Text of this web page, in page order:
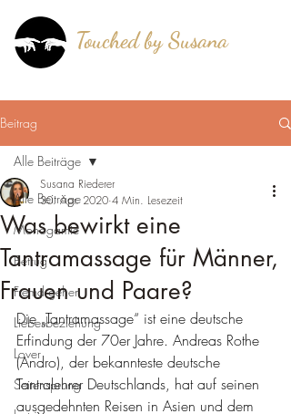
Touched by Susana
Beitrag
Alle Beiträge
Monogamie
Betrug
Fremd gehen
Liebesbeziehung
Lover
Seitensprung
Alle Beiträge
Was bewirkt eine
Tantramassage für Männer,
Frauen und Paare?
Susana Riederer
30. Apr. 2020 4 Min. Lesezeit
Die „Tantramassage“ ist eine deutsche
Erfindung der 70er Jahre. Andreas Rothe
(Andro), der bekannteste deutsche
Tantralehrer Deutschlands, hat auf seinen
ausgedehnten Reisen in Asien und dem